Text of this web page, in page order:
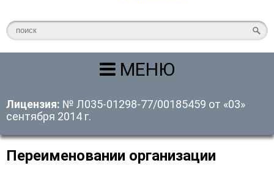
МЕНЮ
Лицензия: № Л035-01298-77/00185459 от «03»
сентября 2014 г.
Переименовании организации